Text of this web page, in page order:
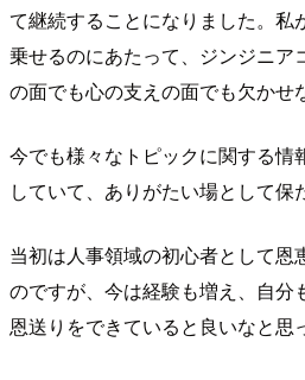
て継続することになりました。私
乗せるのにあたって、ジンジニア
の面でも心の支えの面でも欠かせ
今でも様々なトピックに関する情
していて、ありがたい場として保
当初は人事領域の初心者として恩
のですが、今は経験も増え、自分
恩送りをできていると良いなと思